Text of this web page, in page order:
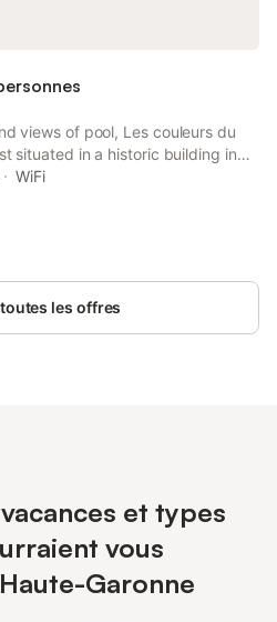
(douche, lavabo, WC) se trouve
grange également, une cuisine é
views of pool, Les couleurs du
situated in a historic building in
Golf Course.
WiFi
les offres
et types
vous
Garonne